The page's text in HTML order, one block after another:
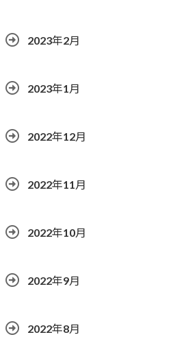
2023年2月
2023年1月
2022年12月
2022年11月
2022年10月
2022年9月
2022年8月